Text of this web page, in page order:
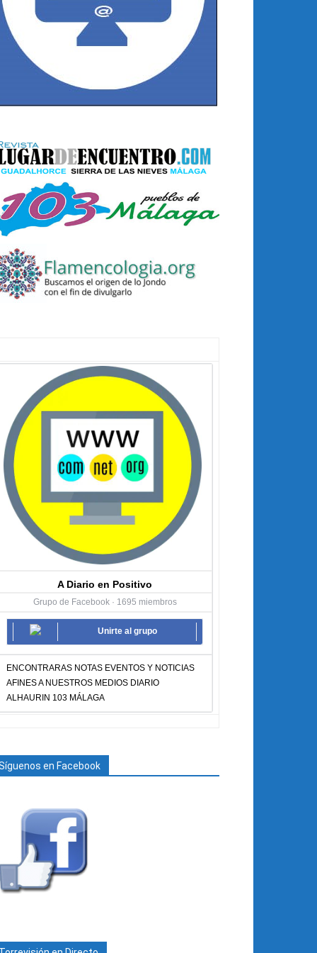
A Diario en Positivo
Grupo de Facebook · 1695 miembros
Unirte al grupo
ENCONTRARAS NOTAS EVENTOS Y NOTICIAS
AFINES A NUESTROS MEDIOS DIARIO
ALHAURIN 103 MÁLAGA
en Facebook